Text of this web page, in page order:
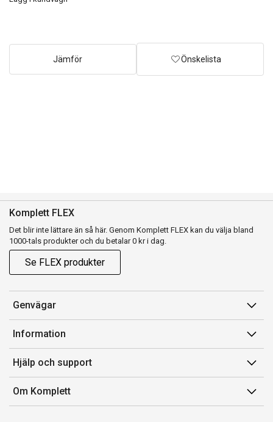
Jämför Önskelista
Komplett FLEX
Det blir inte lättare än så här. Genom Komplett FLEX kan du välja bland
1000-tals produkter och du betalar 0 kr i dag.
Se FLEX produkter
Genvägar
Konto
Orderhistorik
Presentkort
Komplett Club
Information
Försäljningsvillkor
Medlemsvillkor for Komplett Club
Lediga tjänster
Hjälp och support
Kontakta oss
Kundservice
Om Komplett